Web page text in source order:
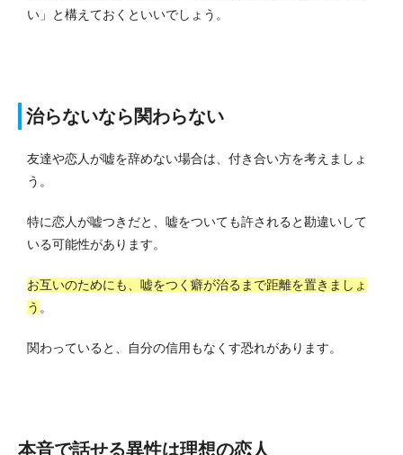
い」と構えておくといいでしょう。
治らないなら関わらない
友達や恋人が嘘を辞めない場合は、付き合い方を考えましょ
う。
特に恋人が嘘つきだと、嘘をついても許されると勘違いして
いる可能性があります。
お互いのためにも、嘘をつく癖が治るまで距離を置きましょ
う 。
関わっていると、自分の信用もなくす恐れがあります。
本音で話せる異性は理想の恋人